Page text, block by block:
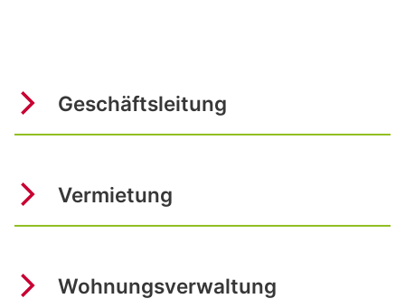
Geschäftsleitung
Vermietung
Wohnungsverwaltung